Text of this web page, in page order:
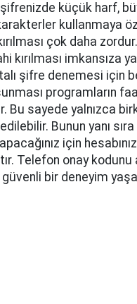
şifrenizde küçük harf,
kullanmaya
çok daha
kırılması imkansıza
şifre denemesi için
programların
Bu sayede yalnızca
Bunun yanı
için
Telefon onay
bir deneyim